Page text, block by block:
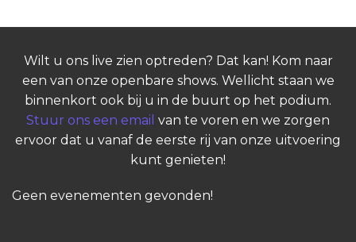
Wilt u ons live zien optreden? Dat kan! Kom naar
een van onze openbare shows. Wellicht staan we
binnenkort ook bij u in de buurt op het podium.
Stuur ons een email van te voren en we zorgen
ervoor dat u vanaf de eerste rij van onze uitvoering
kunt genieten!
Geen evenementen gevonden!